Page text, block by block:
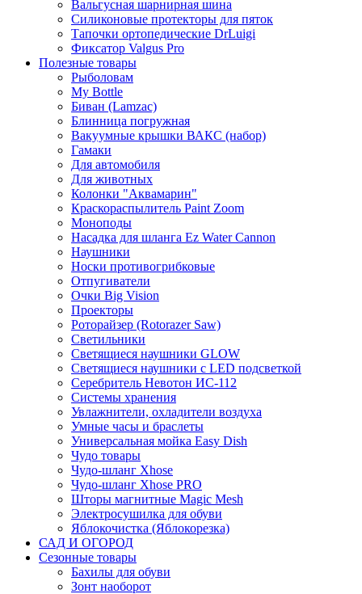
Вальгусная шарнирная шина
Силиконовые протекторы для пяток
Тапочки ортопедические DrLuigi
Фиксатор Valgus Pro
Полезные товары
Рыболовам
My Bottle
Биван (Lamzac)
Блинница погружная
Вакуумные крышки ВАКС (набор)
Гамаки
Для автомобиля
Для животных
Колонки "Аквамарин"
Краскораспылитель Paint Zoom
Моноподы
Насадка для шланга Ez Water Cannon
Наушники
Носки противогрибковые
Отпугиватели
Очки Big Vision
Проекторы
Роторайзер (Rotorazer Saw)
Светильники
Светящиеся наушники GLOW
Светящиеся наушники с LED подсветкой
Серебритель Невотон ИС-112
Системы хранения
Увлажнители, охладители воздуха
Умные часы и браслеты
Универсальная мойка Easy Dish
Чудо товары
Чудо-шланг Xhose
Чудо-шланг Xhose PRO
Шторы магнитные Magic Mesh
Электросушилка для обуви
Яблокочистка (Яблокорезка)
САД И ОГОРОД
Сезонные товары
Бахилы для обуви
Зонт наоборот